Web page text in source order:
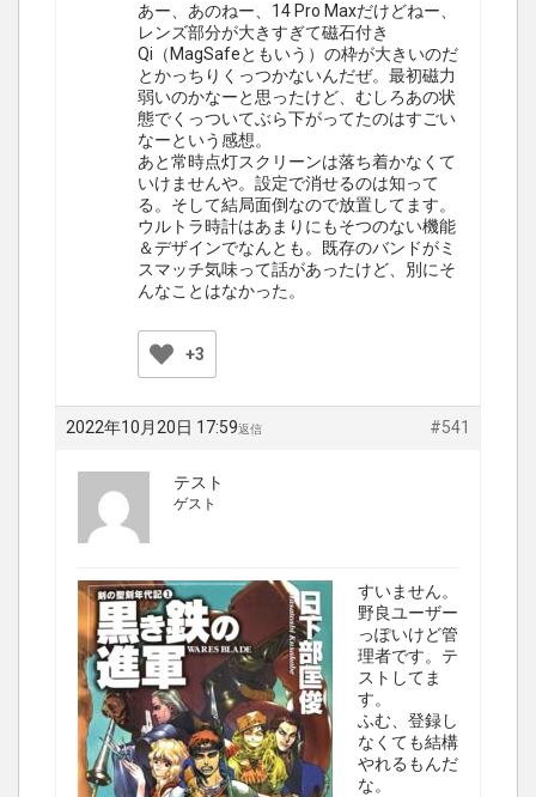
あー、あのねー、14 Pro Maxだけどねー、
レンズ部分が大きすぎて磁石付き
Qi（MagSafeともいう）の枠が大きいのだ
とかっちりくっつかないんだぜ。最初磁力
弱いのかなーと思ったけど、むしろあの状
態でくっついてぶら下がってたのはすごい
なーという感想。
あと常時点灯スクリーンは落ち着かなくて
いけませんや。設定で消せるのは知って
る。そして結局面倒なので放置してます。
ウルトラ時計はあまりにもそつのない機能
＆デザインでなんとも。既存のバンドがミ
スマッチ気味って話があったけど、別にそ
んなことはなかった。
+3
2022年10月20日 17:59 #541
返信
テスト
ゲスト
すいません。
野良ユーザー
っぽいけど管
理者です。テ
ストしてま
す。
ふむ、登録し
なくても結構
やれるもんだ
な。